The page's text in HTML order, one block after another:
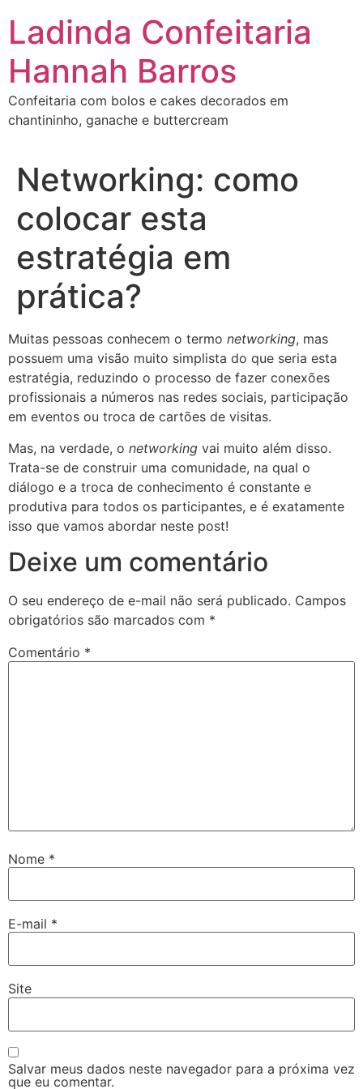
conteúdo
Ladinda Confeitaria
Hannah Barros
Confeitaria com bolos e cakes decorados em
chantininho, ganache e buttercream
Networking: como
colocar esta
estratégia em
prática?
Muitas pessoas conhecem o termo networking, mas
possuem uma visão muito simplista do que seria esta
estratégia, reduzindo o processo de fazer conexões
profissionais a números nas redes sociais, participação
em eventos ou troca de cartões de visitas.
Mas, na verdade, o networking vai muito além disso.
Trata-se de construir uma comunidade, na qual o
diálogo e a troca de conhecimento é constante e
produtiva para todos os participantes, e é exatamente
isso que vamos abordar neste post!
Deixe um comentário
O seu endereço de e-mail não será publicado. Campos
obrigatórios são marcados com *
Comentário *
Nome *
E-mail *
Site
Salvar meus dados neste navegador para a próxima vez
que eu comentar.